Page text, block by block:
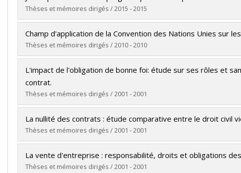
Cycle : Maîtrise
Diplôme obtenu :LL. M.
Lien vers le document dans Papyrus
Thèses et mémoires dirigés / 2015 - 2015
Diplômé(e) :Caron, Vincent
Cycle : Doctorat
Diplôme obtenu :LL. D.
Lien vers le document dans Papyrus
Champ d'application de la Convention des Nations Unies sur
Thèses et mémoires dirigés / 2010 - 2010
Diplômé(e) :Kabani, Dorra
Cycle :Maîtrise
Diplôme obtenu :LL. M.
Lien vers le document dans Papyrus
L'impact de l'obligation de bonne foi: étude sur ses rôles et
contrat.
Thèses et mémoires dirigés / 2001 - 2001
Diplômé(e) : Grégoire, Marie Annik
Cycle : Maîtrise
Diplôme obtenu :LL. M.
Lien vers le document dans Papyrus
La nullité des contrats : étude comparative entre le droit civil
Thèses et mémoires dirigés / 2001 - 2001
Diplômé(e) :Lê, Thi Mai Huong
Cycle : Maîtrise
La vente d'entreprise : responsabilité, droits et obligations
Thèses et mémoires dirigés / 2001 - 2001